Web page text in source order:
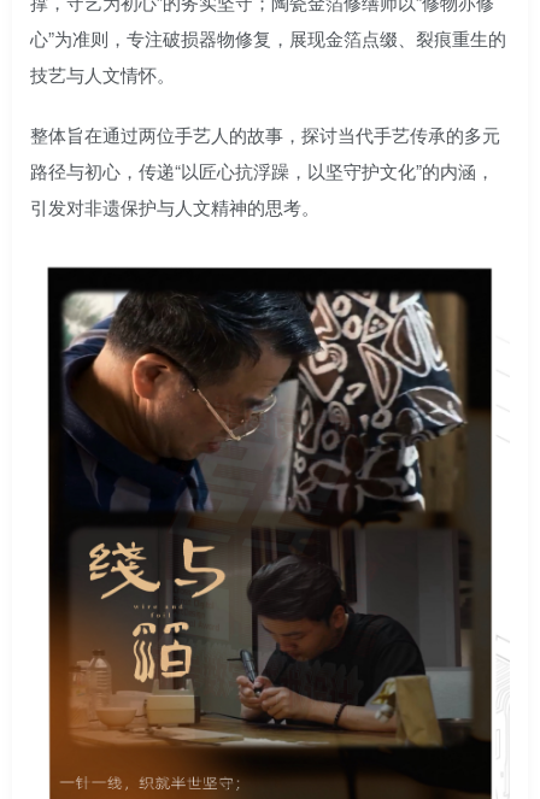
心”为准则，专注破损器物修复，展现金箔点缀、裂痕重生的
技艺与人文情怀。
整体旨在通过两位手艺人的故事，探讨当代手艺传承的多元
路径与初心，传递“以匠心抗浮躁，以坚守护文化”的内涵，
引发对非遗保护与人文精神的思考。